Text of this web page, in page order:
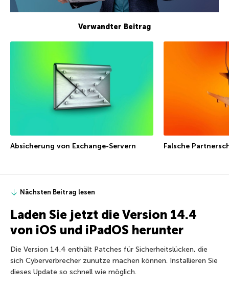
Verwandter Beitrag
Absicherung von Exchange-Servern Falsche
Nächsten Beitrag lesen
Laden Sie jetzt die Version 14.4
von iOS und iPadOS herunter
Die Version 14.4 enthält Patches für Sicherheitslücken, die
sich Cyberverbrecher zunutze machen können. Installieren Sie
dieses Update so schnell wie möglich.